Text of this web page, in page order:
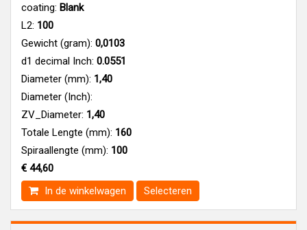
coating: Blank
L2: 100
Gewicht (gram): 0,0103
d1 decimal Inch: 0.0551
Diameter (mm): 1,40
Diameter (Inch):
ZV_Diameter: 1,40
Totale Lengte (mm): 160
Spiraallengte (mm): 100
€ 44,60
In de winkelwagen
Selecteren